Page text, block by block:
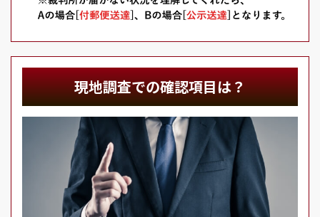
現地調査での確認項目は？